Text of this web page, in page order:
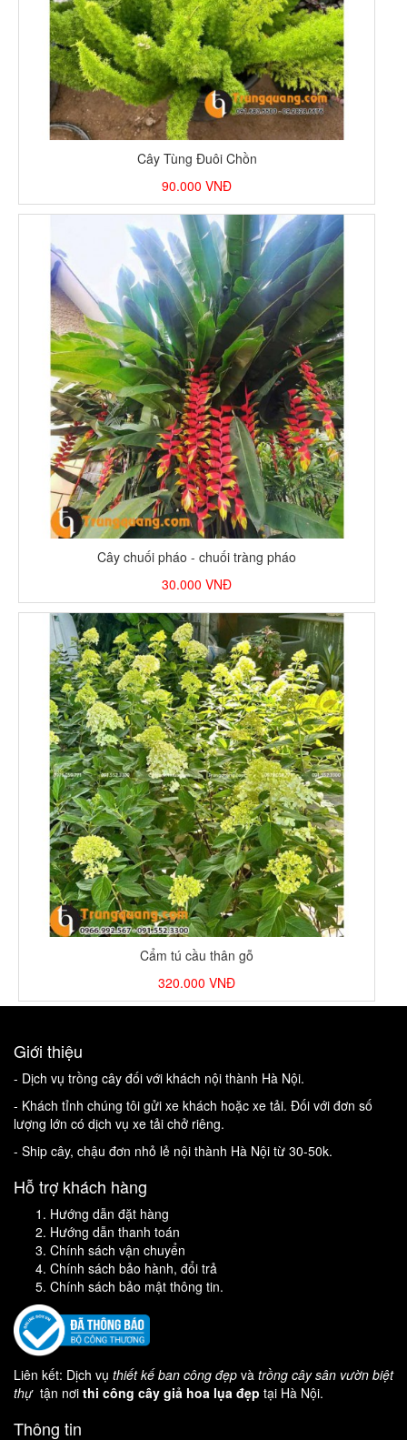
Cây Tùng Đuôi Chồn
90.000 VNĐ
Cây chuối pháo - chuối tràng pháo
30.000 VNĐ
Cẩm tú cầu thân gỗ
320.000 VNĐ
Giới thiệu
- Dịch vụ trồng cây đối với khách nội thành Hà Nội.
- Khách tỉnh chúng tôi gửi xe khách hoặc xe tải. Đối với đơn số
lượng lớn có dịch vụ xe tải chở riêng.
- Ship cây, chậu đơn nhỏ lẻ nội thành Hà Nội từ 30-50k.
Hỗ trợ khách hàng
Hướng dẫn đặt hàng
Hướng dẫn thanh toán
Chính sách vận chuyển
Chính sách bảo hành, đổi trả
Chính sách bảo mật thông tin.
Liên kết: Dịch vụ thiết kế ban công đẹp và trồng cây sân vườn biệt
thựtận nơi thi công cây giả hoa lụa đẹp tại Hà Nội.
Thông tin